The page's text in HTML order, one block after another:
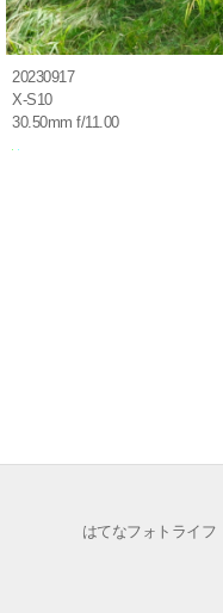
20230917
X-S10
30.50mm f/11.00
はてなフォトライフ